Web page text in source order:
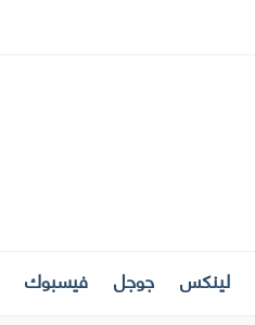
لينكس جوجل فيسبوك